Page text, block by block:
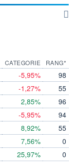
CATEGORIE
-5,95%
-1,27%
2,85%
-5,95%
8,92%
7,56%
25,97%
RANG*
98
55
96
94
55
0
0